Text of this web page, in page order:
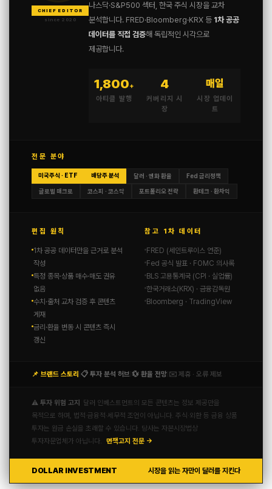
CHIEF EDITOR
since 2020
나스닥·S&P500 섹터, 한국 주식 시장을 교차
분석합니다. FRED·Bloomberg·KRX 등 1차 공공
데이터를 직접 검증해 독립적인 시각으로
제공합니다.
1,800+
아티클 발행
4
커버리지 시
장
매일
시장 업데이
트
전문 분야
미국주식 · ETF 배당주 분석 달러 · 엔화 환율 Fed 금리정책
글로벌 매크로 코스피 · 코스닥 포트폴리오 전략 환테크 · 환차익
편집 원칙
1차 공공 데이터만을 근거로 분석
작성
특정 종목·상품 매수·매도 권유
없음
수치·출처 교차 검증 후 콘텐츠
게재
금리·환율 변동 시 콘텐츠 즉시
갱신
참고 1차 데이터
FRED (세인트루이스 연준)
Fed 공식 발표 · FOMC 의사록
BLS 고용통계국 (CPI · 실업률)
한국거래소(KRX) · 금융감독원
Bloomberg · TradingView
📌 브랜드 스토리 📋 투자 분석 허브 💱 환율 전망 ✉️ 제휴 · 오류 제보
⚠️ 투자 위험 고지
달러 인베스트먼트의 모든 콘텐츠는 정보 제공만을
목적으로 하며, 법적·금융적·세무적 조언이 아닙니다. 주식·외환 등 금융 상품
투자는 원금 손실을 초래할 수 있습니다. 당사는 자본시장법상
투자자문업체가 아닙니다. 면책고지 전문 →
DOLLAR INVESTMENT 시장을 읽는 자만이 달러를 지킨다